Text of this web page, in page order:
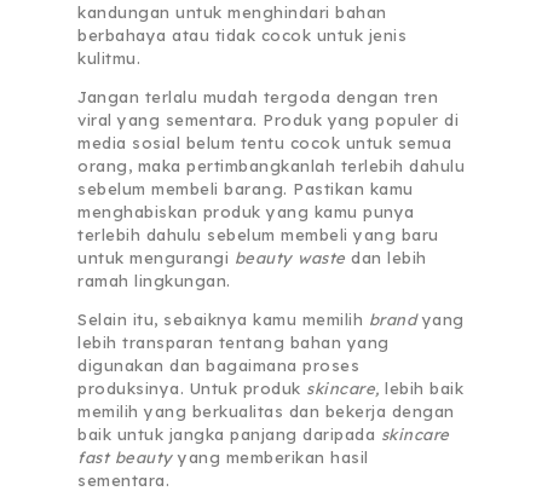
kandungan untuk menghindari bahan
berbahaya atau tidak cocok untuk jenis
kulitmu.
Jangan terlalu mudah tergoda dengan tren
viral yang sementara. Produk yang populer di
media sosial belum tentu cocok untuk semua
orang, maka pertimbangkanlah terlebih dahulu
sebelum membeli barang. Pastikan kamu
menghabiskan produk yang kamu punya
terlebih dahulu sebelum membeli yang baru
untuk mengurangi beauty waste dan lebih
ramah lingkungan.
Selain itu, sebaiknya kamu memilih brandyang
lebih transparan tentang bahan yang
digunakan dan bagaimana proses
produksinya. Untuk produk skincare, lebih baik
memilih yang berkualitas dan bekerja dengan
baik untuk jangka panjang daripada skincare
fast beautyyang memberikan hasil
sementara.